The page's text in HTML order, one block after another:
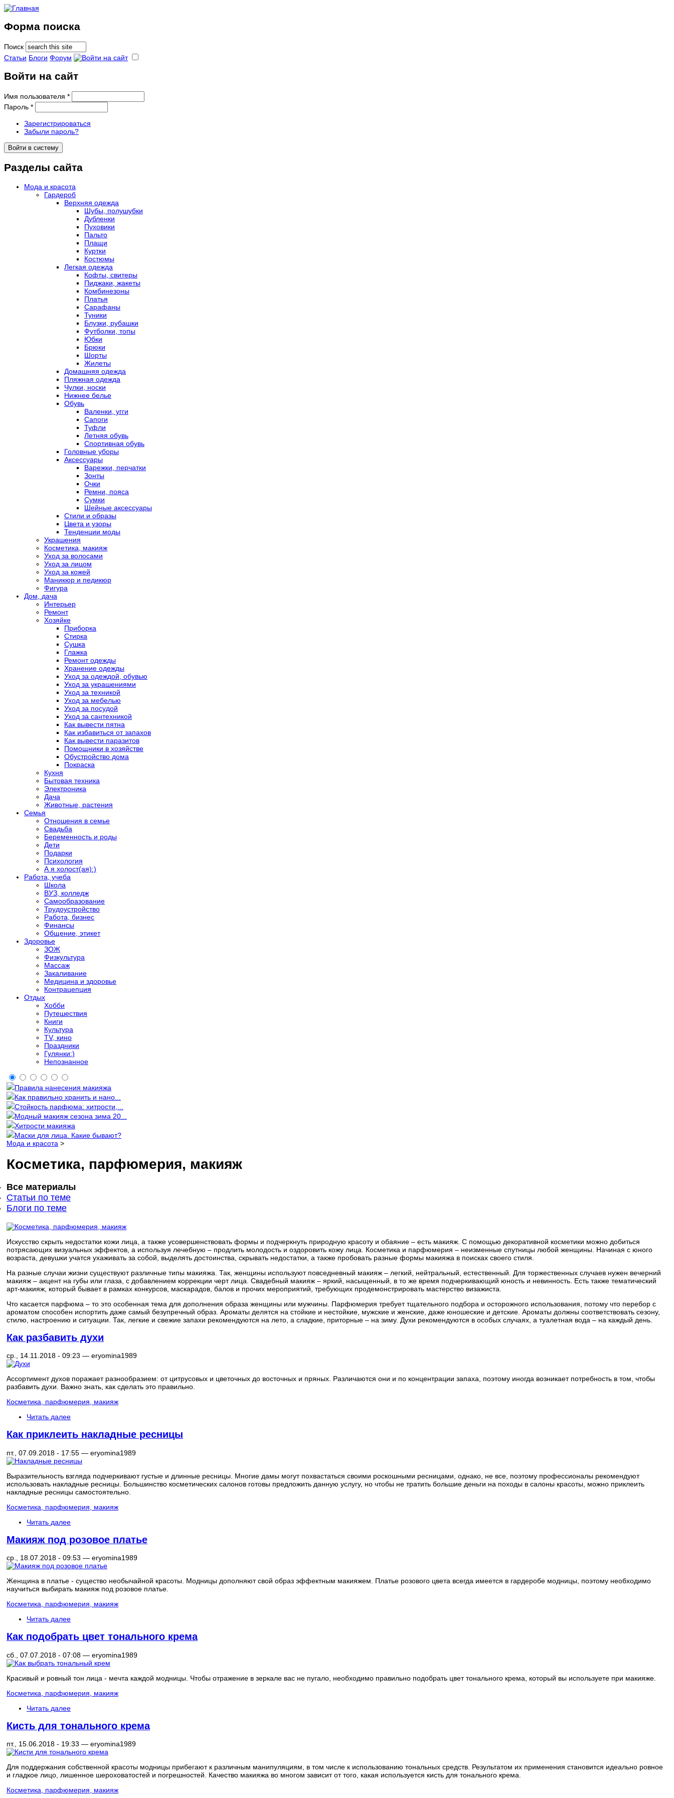
Форма поиска
Поиск
Статьи Блоги Форум
Войти на сайт
Имя пользователя *
Пароль *
Зарегистрироваться
Забыли пароль?
Разделы сайта
Мода и красота
Гардероб
Верхняя одежда
Шубы, полушубки
Дубленки
Пуховики
Пальто
Плащи
Куртки
Костюмы
Легкая одежда
Кофты, свитеры
Пиджаки, жакеты
Комбинезоны
Платья
Сарафаны
Туники
Блузки, рубашки
Футболки, топы
Юбки
Брюки
Шорты
Жилеты
Домашняя одежда
Пляжная одежда
Чулки, носки
Нижнее белье
Обувь
Валенки, угги
Сапоги
Туфли
Летняя обувь
Спортивная обувь
Головные уборы
Аксессуары
Варежки, перчатки
Зонты
Очки
Ремни, пояса
Сумки
Шейные аксессуары
Стили и образы
Цвета и узоры
Тенденции моды
Украшения
Косметика, макияж
Уход за волосами
Уход за лицом
Уход за кожей
Маникюр и педикюр
Фигура
Дом, дача
Интерьер
Ремонт
Хозяйке
Приборка
Стирка
Сушка
Глажка
Ремонт одежды
Хранение одежды
Уход за одеждой, обувью
Уход за украшениями
Уход за техникой
Уход за мебелью
Уход за посудой
Уход за сантехникой
Как вывести пятна
Как избавиться от запахов
Как вывести паразитов
Помощники в хозяйстве
Обустройство дома
Покраска
Кухня
Бытовая техника
Электроника
Дача
Животные, растения
Семья
Отношения в семье
Свадьба
Беременность и роды
Дети
Подарки
Психология
А я холост(ая):)
Работа, учеба
Школа
ВУЗ, колледж
Самообразование
Трудоустройство
Работа, бизнес
Финансы
Общение, этикет
Здоровье
ЗОЖ
Физкультура
Массаж
Закаливание
Медицина и здоровье
Контрацепция
Отдых
Хобби
Путешествия
Книги
Культура
TV, кино
Праздники
Гулянки:)
Непознанное
Правила нанесения макияжа
Как правильно хранить и нано...
Стойкость парфюма: хитрости,...
Модный макияж сезона зима 20...
Хитрости макияжа
Маски для лица. Какие бывают?
Мода и красота >
Косметика, парфюмерия, макияж
Все материалы
Статьи по теме
Блоги по теме
Искусство скрыть недостатки кожи лица, а также усовершенствовать формы и подчеркнуть природную красоту и обаяние – есть макияж. С помощью декоративной косметики можно добиться
потрясающих визуальных эффектов, а используя лечебную – продлить молодость и оздоровить кожу лица. Косметика и парфюмерия – неизменные спутницы любой женщины. Начиная с юного
возраста, девушки учатся ухаживать за собой, выделять достоинства, скрывать недостатки, а также пробовать разные формы макияжа в поисках своего стиля.
На разные случаи жизни существуют различные типы макияжа. Так, женщины используют повседневный макияж – легкий, нейтральный, естественный. Для торжественных случаев нужен вечерний
макияж – акцент на губы или глаза, с добавлением коррекции черт лица. Свадебный макияж – яркий, насыщенный, в то же время подчеркивающий юность и невинность. Есть также тематический
арт-макияж, который бывает в рамках конкурсов, маскарадов, балов и прочих мероприятий, требующих продемонстрировать мастерство визажиста.
Что касается парфюма – то это особенная тема для дополнения образа женщины или мужчины. Парфюмерия требует тщательного подбора и осторожного использования, потому что перебор с
ароматом способен испортить даже самый безупречный образ. Ароматы делятся на стойкие и нестойкие, мужские и женские, даже юношеские и детские. Ароматы должны соответствовать сезону,
стилю, настроению и ситуации. Так, легкие и свежие запахи рекомендуются на лето, а сладкие, приторные – на зиму. Духи рекомендуются в особых случаях, а туалетная вода – на каждый день.
Как разбавить духи
ср., 14.11.2018 - 09:23 — eryomina1989
Ассортимент духов поражает разнообразием: от цитрусовых и цветочных до восточных и пряных. Различаются они и по концентрации запаха, поэтому иногда возникает потребность в том, чтобы
разбавить духи. Важно знать, как сделать это правильно.
Косметика, парфюмерия, макияж
Читать далее
Как приклеить накладные ресницы
пт., 07.09.2018 - 17:55 — eryomina1989
Выразительность взгляда подчеркивают густые и длинные ресницы. Многие дамы могут похвастаться своими роскошными ресницами, однако, не все, поэтому профессионалы рекомендуют
использовать накладные ресницы. Большинство косметических салонов готовы предложить данную услугу, но чтобы не тратить большие деньги на походы в салоны красоты, можно приклеить
накладные ресницы самостоятельно.
Косметика, парфюмерия, макияж
Читать далее
Макияж под розовое платье
ср., 18.07.2018 - 09:53 — eryomina1989
Женщина в платье - существо необычайной красоты. Модницы дополняют свой образ эффектным макияжем. Платье розового цвета всегда имеется в гардеробе модницы, поэтому необходимо
научиться выбирать макияж под розовое платье.
Косметика, парфюмерия, макияж
Читать далее
Как подобрать цвет тонального крема
сб., 07.07.2018 - 07:08 — eryomina1989
Красивый и ровный тон лица - мечта каждой модницы. Чтобы отражение в зеркале вас не пугало, необходимо правильно подобрать цвет тонального крема, который вы используете при макияже.
Косметика, парфюмерия, макияж
Читать далее
Кисть для тонального крема
пт., 15.06.2018 - 19:33 — eryomina1989
Для поддержания собственной красоты модницы прибегают к различным манипуляциям, в том числе к использованию тональных средств. Результатом их применения становится идеально ровное
и гладкое лицо, лишенное шероховатостей и погрешностей. Качество макияжа во многом зависит от того, какая используется кисть для тонального крема.
Косметика, парфюмерия, макияж